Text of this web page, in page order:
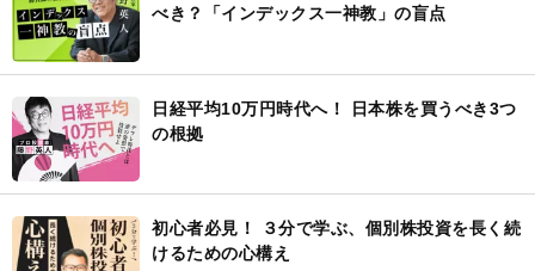
べき？「インデックス一神教」の盲点
日経平均10万円時代へ！ 日本株を買うべき3つ
の根拠
初心者必見！ ３分で学ぶ、個別株投資を長く続
けるための心構え